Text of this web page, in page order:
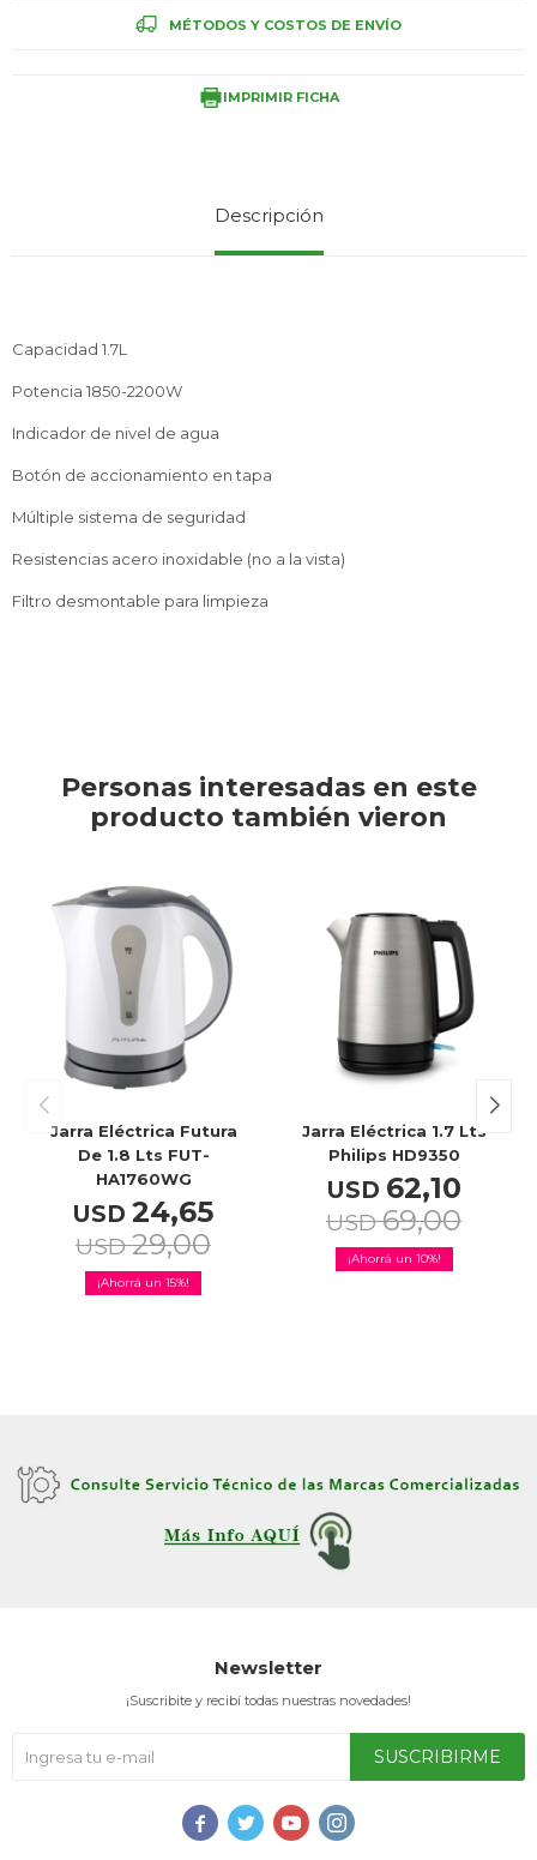
MÉTODOS Y COSTOS DE ENVÍO
IMPRIMIR FICHA
Descripción
Capacidad 1.7L
Potencia 1850-2200W
Indicador de nivel de agua
Botón de accionamiento en tapa
Múltiple sistema de seguridad
Resistencias acero inoxidable (no a la vista)
Filtro desmontable para limpieza
Personas interesadas en este
producto también vieron
Jarra Eléctrica Futura
De 1.8 Lts FUT-
HA1760WG
USD 24,65
USD 29,00
15
Jarra Eléctrica 1.7 Lts
Philips HD9350
USD 62,10
USD 69,00
10
Newsletter
¡Suscribite y recibí todas nuestras novedades!
SUSCRIBIRME
   
Atención Personalizada